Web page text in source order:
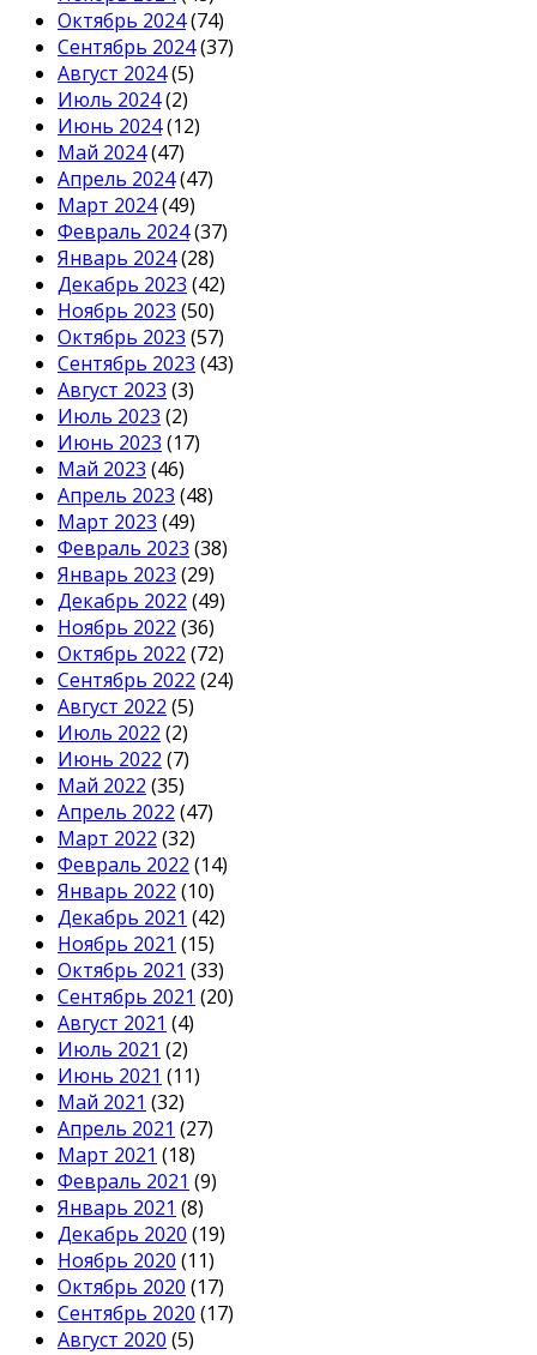
Октябрь 2024(74)
Сентябрь 2024(37)
Август 2024(5)
Июль 2024(2)
Июнь 2024(12)
Май 2024(47)
Апрель 2024(47)
Март 2024(49)
Февраль 2024(37)
Январь 2024(28)
Декабрь 2023 (42)
Ноябрь 2023 (50)
Октябрь 2023 (57)
Сентябрь 2023 (43)
Август 2023 (3)
Июль 2023 (2)
Июнь 2023 (17)
Май 2023 (46)
Апрель 2023 (48)
Март 2023 (49)
Февраль 2023 (38)
Январь 2023 (29)
Декабрь 2022 (49)
Ноябрь 2022 (36)
Октябрь 2022 (72)
Сентябрь 2022 (24)
Август 2022 (5)
Июль 2022 (2)
Июнь 2022 (7)
Май 2022 (35)
Апрель 2022 (47)
Март 2022 (32)
Февраль 2022 (14)
Январь 2022 (10)
Декабрь 2021 (42)
Ноябрь 2021 (15)
Октябрь 2021 (33)
Сентябрь 2021 (20)
Август 2021 (4)
Июль 2021 (2)
Июнь 2021 (11)
Май 2021 (32)
Апрель 2021 (27)
Март 2021 (18)
Февраль 2021 (9)
Январь 2021 (8)
Декабрь 2020 (19)
Ноябрь 2020 (11)
Октябрь 2020 (17)
Сентябрь 2020 (17)
Август 2020 (5)